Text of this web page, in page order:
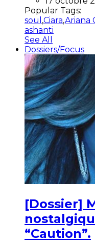
Popular Tags:
soul ,Ciara,Ariana
ashanti
See All
Dossiers/Focus
[Dossier]
“Caution”.